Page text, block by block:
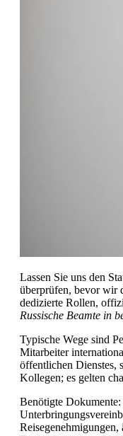
Lassen Sie uns den
überprüfen, bevor wir
dedizierte Rollen,
Russische Beamte in
Typische Wege sind
Mitarbeiter
öffentlichen Dienstes,
Kollegen; es gelten
Benötigte